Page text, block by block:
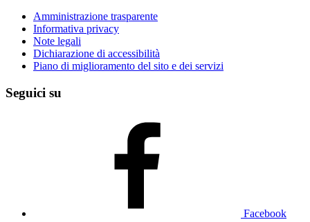
Amministrazione trasparente
Informativa privacy
Note legali
Dichiarazione di accessibilità
Piano di miglioramento del sito e dei servizi
Seguici su
Facebook